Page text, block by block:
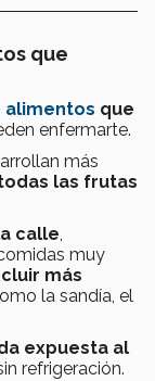
que
alimentos que
enfermarte.
más
las frutas
calle,
muy
más
la sandía, el
expuesta al
refrigeración.